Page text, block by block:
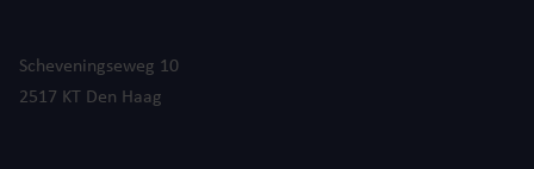
Scheveningseweg 10
2517 KT Den Haag